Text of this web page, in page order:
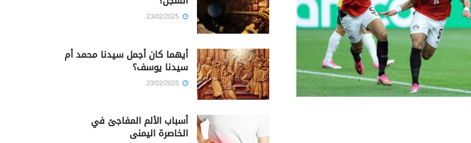
أيهما كان أجمل سيدنا محمد أم
سيدنا يوسف؟
أسباب الألم المفاجئ في
الخاصرة اليمنى